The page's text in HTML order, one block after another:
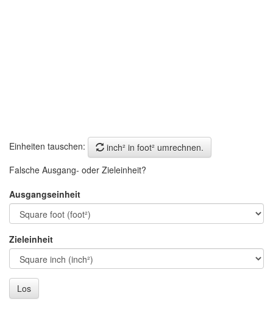
Einheiten tauschen:
inch² in foot² umrechnen.
Falsche Ausgang- oder Zieleinheit?
Ausgangseinheit
Zieleinheit
Los